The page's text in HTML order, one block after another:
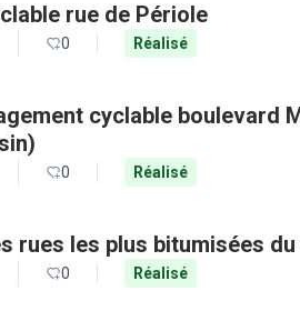
rue de Périole
0 Réalisé
cyclable boulevard
0 Réalisé
rues les plus bitumisées
0 Réalisé